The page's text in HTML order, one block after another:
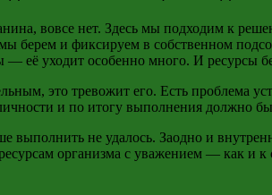
вовсе нет. Здесь мы подходим к
берем и фиксируем в собственном
— её уходит особенно много. И ресурсы
это тревожит его. Есть проблема
и по итогу выполнения должно
не удалось. Заодно и
организма с уважением — как и